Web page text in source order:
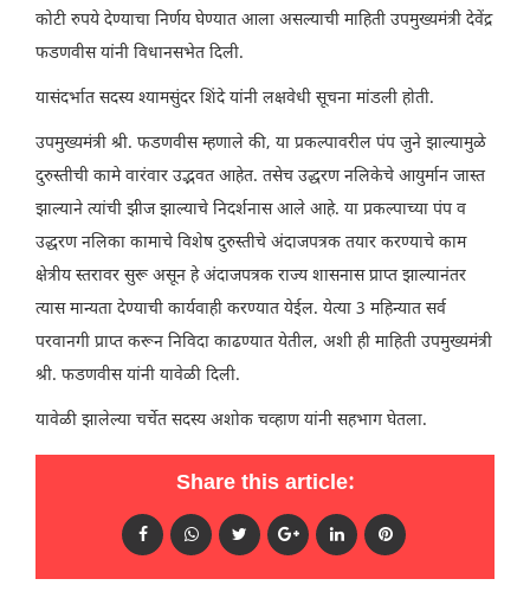
कोटी रुपये देण्याचा निर्णय घेण्यात आला असल्याची माहिती उपमुख्यमंत्री देवेंद्र
फडणवीस यांनी विधानसभेत दिली.
यासंदर्भात सदस्य श्यामसुंदर शिंदे यांनी लक्षवेधी सूचना मांडली होती.
उपमुख्यमंत्री श्री. फडणवीस म्हणाले की, या प्रकल्पावरील पंप जुने झाल्यामुळे
दुरुस्तीची कामे वारंवार उद्भवत आहेत. तसेच उद्धरण नलिकेचे आयुर्मान जास्त
झाल्याने त्यांची झीज झाल्याचे निदर्शनास आले आहे. या प्रकल्पाच्या पंप व
उद्धरण नलिका कामाचे विशेष दुरुस्तीचे अंदाजपत्रक तयार करण्याचे काम
क्षेत्रीय स्तरावर सुरू असून हे अंदाजपत्रक राज्य शासनास प्राप्त झाल्यानंतर
त्यास मान्यता देण्याची कार्यवाही करण्यात येईल. येत्या 3 महिन्यात सर्व
परवानगी प्राप्त करून निविदा काढण्यात येतील, अशी ही माहिती उपमुख्यमंत्री
श्री. फडणवीस यांनी यावेळी दिली.
यावेळी झालेल्या चर्चेत सदस्य अशोक चव्हाण यांनी सहभाग घेतला.
Share this article: